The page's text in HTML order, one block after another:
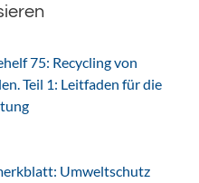
75: Recycling von
Teil 1: Leitfaden für die
Umweltschutz